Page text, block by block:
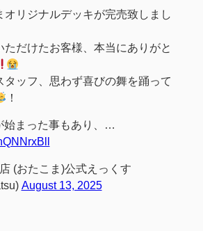
オリジナルデッキが完売致しまし
ただけたお客様、本当にありがと
タッフ、思わず喜びの舞を踊って
！
始まった事もあり、…
(おたこま)公式えっくす
August 13, 2025